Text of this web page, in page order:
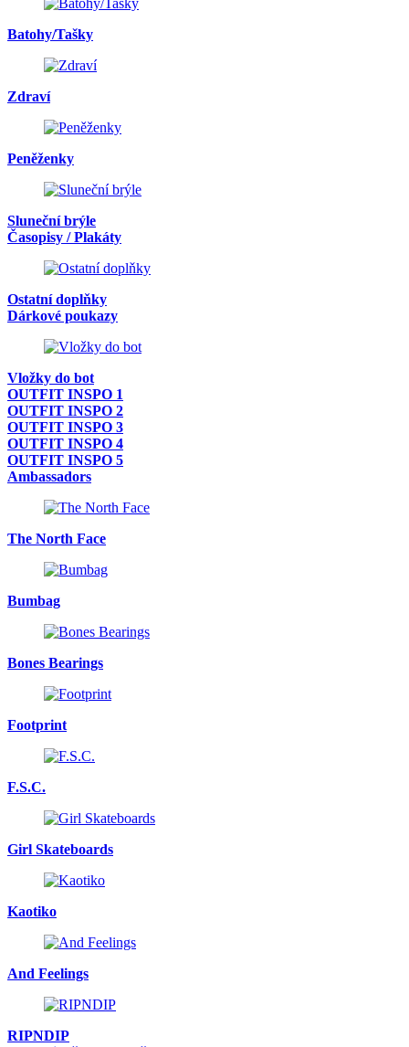
Batohy/Tašky
Zdraví
Peněženky
Sluneční brýle
Časopisy / Plakáty
Ostatní doplňky
Dárkové poukazy
Vložky do bot
OUTFIT INSPO 1
OUTFIT INSPO 2
OUTFIT INSPO 3
OUTFIT INSPO 4
OUTFIT INSPO 5
Ambassadors
The North Face
Bumbag
Bones Bearings
Footprint
F.S.C.
Girl Skateboards
Kaotiko
And Feelings
RIPNDIP